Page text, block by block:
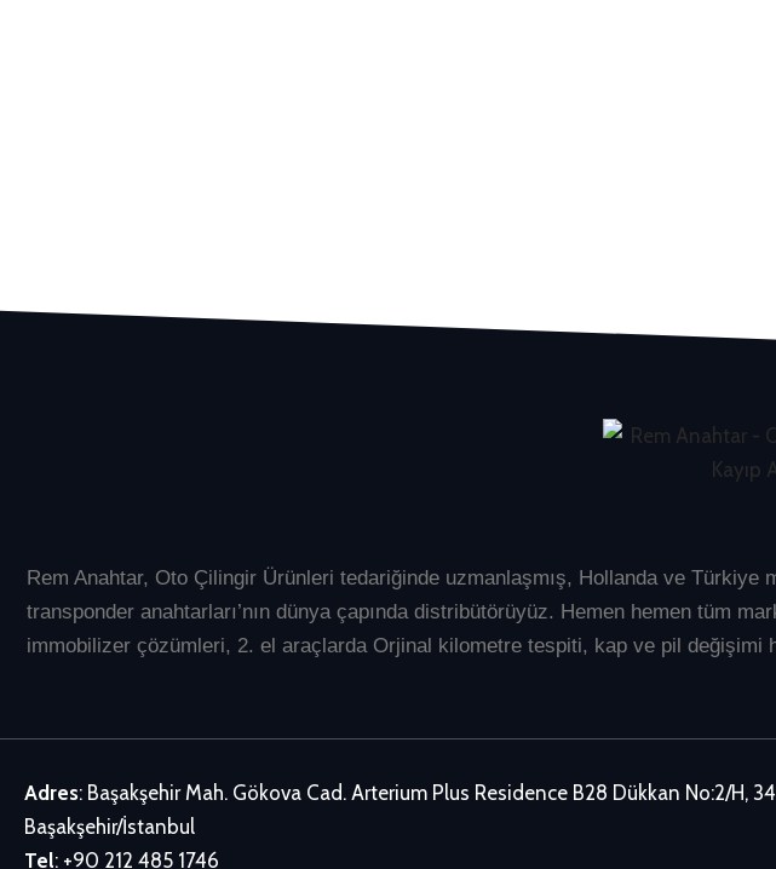
Rem Anahtar, Oto Çilingir Ürünleri tedariğinde uzmanlaşmış, Hollanda ve
transponder anahtarları’nın dünya çapında distribütörüyüz. Hemen hemen tüm
immobilizer çözümleri, 2. el araçlarda Orjinal kilometre tespiti, kap ve pil değişimi
Adres: Başakşehir Mah. Gökova Cad. Arterium Plus Residence B28 Dükkan No:2/H,
Başakşehir/İstanbul
Tel: +90 212 485 1746